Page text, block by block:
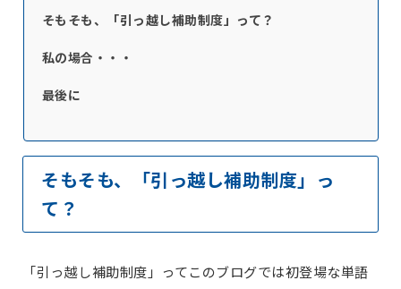
そもそも、「引っ越し補助制度」って？
私の場合・・・
最後に
そもそも、「引っ越し補助制度」っ
て？
「引っ越し補助制度」ってこのブログでは初登場な単語